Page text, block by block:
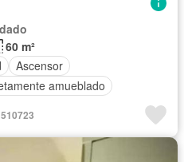
60 m²
Ascensor
amueblado